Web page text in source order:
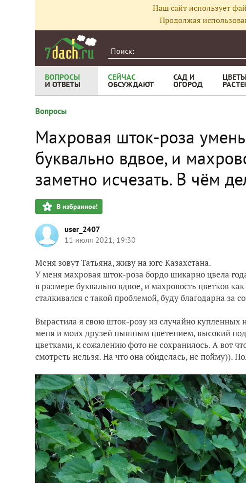
Наш сайт использует
Продолжая
ВОПРОСЫ
И ОТВЕТЫ
СЕЙЧАС
ОБСУЖДАЮТ
САД И
ОГОРОД
Вопросы
Махровая шток-роза
буквально вдвое, и
заметно исчезать. В чём
В избранное!
user_2407
11 июля 2021, 19:30
Меня зовут Татьяна, живу на юге Казахстана.
У меня махровая шток-роза бордо шикарно цвела
в размере буквально вдвое, и махровость цветков
сталкивался с такой проблемой, буду благодарна за
Вырастила я свою шток-розу из случайно купленных
меня и моих друзей пышным цветением, высокий
цветками, к сожалению фото не сохранилось. А вот
смотреть нельзя. На что она обиделась, не пойму)).